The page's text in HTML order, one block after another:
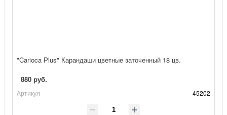
"Carioca Plus" Карандаши цветные заточенный 18 цв.
880 руб.
Артикул 45202